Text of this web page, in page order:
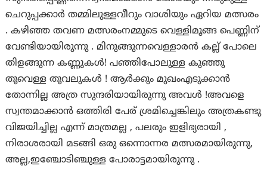
ചെറുപ്പക്കാർ തമ്മിലുള്ളവീറും വാശിയും ഏറിയ മത്സരം
. കഴിഞ്ഞ തവണ മത്സരംനമ്മുടെ വെള്ളിമൂങ്ങ പെണ്ണിന്
വേണ്ടിയായിരുന്നു . മിനുങ്ങുന്നവെള്ളാരൻ കല്ല് പോലെ
തിളങ്ങുന്ന കണ്ണുകൾ! പഞ്ഞിപോലുള്ള കുഞ്ഞു
തൂവെള്ള തൂവലുകൾ ! ആർക്കും മുഖംഎടുക്കാൻ
തോന്നില്ല അത്ര സുന്ദരിയായിരുന്നു അവൾ !അവളെ
സ്വന്തമാക്കാൻ ഒത്തിരി പേര് ശ്രമിച്ചെങ്കിലും അത്രകണ്ടു
വിജയിച്ചില്ല എന്ന് മാത്രമല്ല , പലരും ഇളിഭ്യരായി ,
നിരാശരായി മടങ്ങി ഒരു ഒന്നൊന്നര മത്സരമായിരുന്നു,
അല്ല,ഇഞ്ചോടിഞ്ചുള്ള പോരാട്ടമായിരുന്നു .